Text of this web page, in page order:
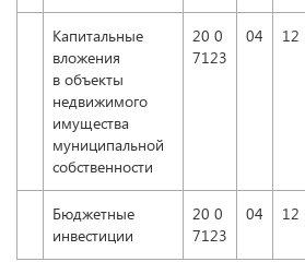
Капитальные
вложения
в объекты
недвижимого
имущества
муниципальной
собственности
20 0
7123
04 12
Бюджетные
инвестиции
20 0
7123
04 12